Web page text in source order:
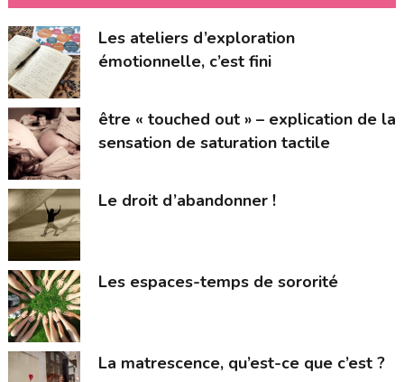
Les ateliers d’exploration
émotionnelle, c’est fini
être « touched out » – explication de la
sensation de saturation tactile
Le droit d’abandonner !
Les espaces-temps de sororité
La matrescence, qu’est-ce que c’est ?